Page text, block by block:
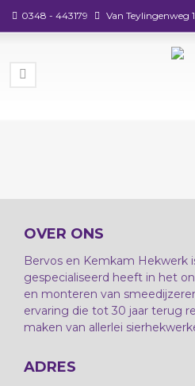
0348 - 443179 Van Teylingenweg
OVER ONS
Bervos en Kemkam Hekwerk
gespecialiseerd heeft in het
en monteren van
ervaring die tot 30 jaar terug
maken van allerlei
ADRES